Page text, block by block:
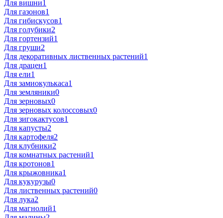
Для вишни1
Для газонов1
Для гибискусов1
Для голубики2
Для гортензий1
Для груши2
Для декоративных лиственных растений1
Для драцен1
Для ели1
Для замиокулькаса1
Для земляники0
Для зерновых0
Для зерновых колоссовых0
Для зигокактусов1
Для капусты2
Для картофеля2
Для клубники2
Для комнатных растений1
Для кротонов1
Для крыжовника1
Для кукурузы0
Для лиственных растений0
Для лука2
Для магнолий1